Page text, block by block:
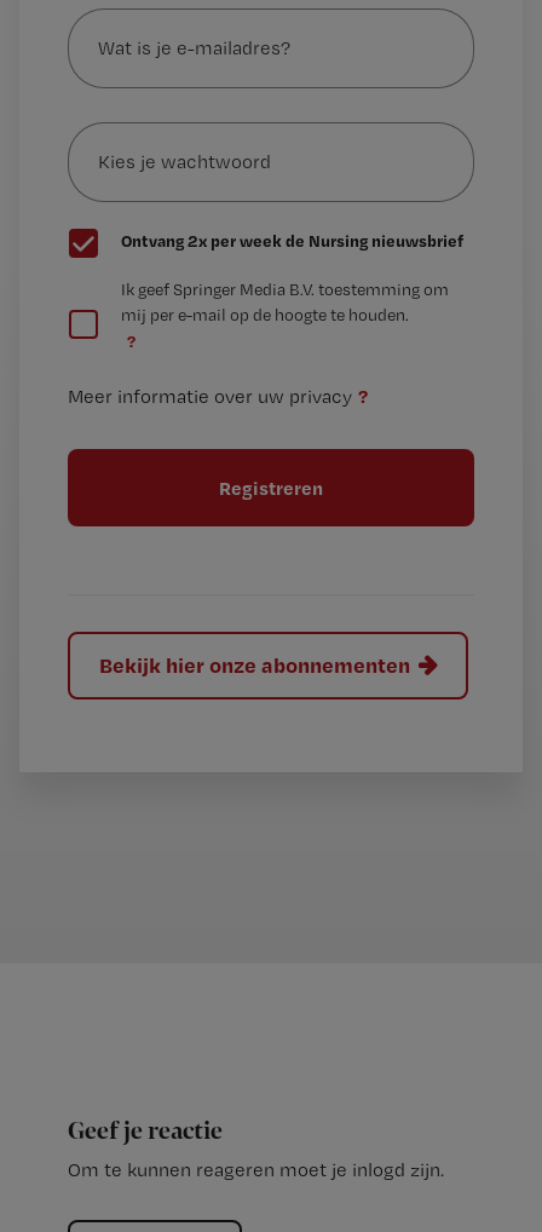
Wat
is
je
mailadres?
Kies
je
wachtwoord
G
e
t
Ontvang 2x per week de Nursing nieuwsbrief
e
t
l
Ik geef Springer Media B.V. toestemming om
mij per e-mail op de hoogte te houden.
?
Meer informatie over uw privacy ?
Bekijk hier onze abonnementen
Geef je reactie
Om te kunnen reageren moet je inlogd zijn.